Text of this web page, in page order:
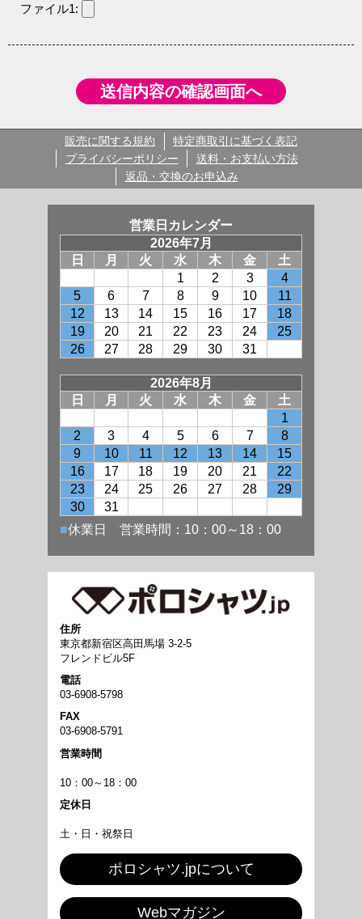
ファイル1:
販売に関する規約
特定商取引に基づく表記
プライバシーポリシー
送料・お支払い方法
返品・交換のお申込み
営業日カレンダー
住所
東京都新宿区高田馬場 3-2-5
フレンドビル5F
電話
03-6908-5798
FAX
03-6908-5791
営業時間
10：00～18：00
定休日
土・日・祝祭日
ポロシャツ.jpについて
Webマガジン